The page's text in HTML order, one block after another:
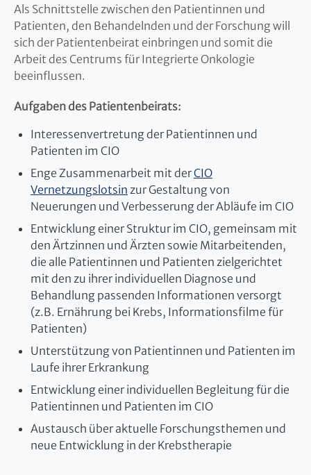
Als Schnittstelle zwischen den Patientinnen und
Patienten, den Behandelnden und der Forschung will
sich der Patientenbeirat einbringen und somit die
Arbeit des Centrums für Integrierte Onkologie
beeinflussen.
Aufgaben des Patientenbeirats:
Interessenvertretung der Patientinnen und
Patienten im CIO
Enge Zusammenarbeit mit derCIO
Vernetzungslotsin zur Gestaltung von
Neuerungen und Verbesserung der Abläufe im CIO
Entwicklung einer Struktur im CIO, gemeinsam mit
den Ärtzinnen und Ärzten sowie Mitarbeitenden,
die alle Patientinnen und Patienten zielgerichtet
mit den zu ihrer individuellen Diagnose und
Behandlung passenden Informationen versorgt
(z.B. Ernährung bei Krebs, Informationsfilme für
Patienten)
Unterstützung von Patientinnen und Patienten im
Laufe ihrer Erkrankung
Entwicklung einer individuellen Begleitung für die
Patientinnen und Patienten im CIO
Austausch über aktuelle Forschungsthemen und
neue Entwicklung in der Krebstherapie